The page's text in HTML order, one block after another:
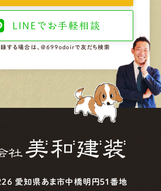
LINEで お手軽相談
する場合は、@699odoirで友だち検索
愛知県あま市中橋明円51番地